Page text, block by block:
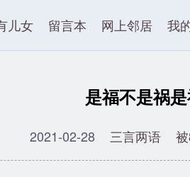
儿女 留言本 网上邻居 我
是福不是祸
2021-02-28 三言两语